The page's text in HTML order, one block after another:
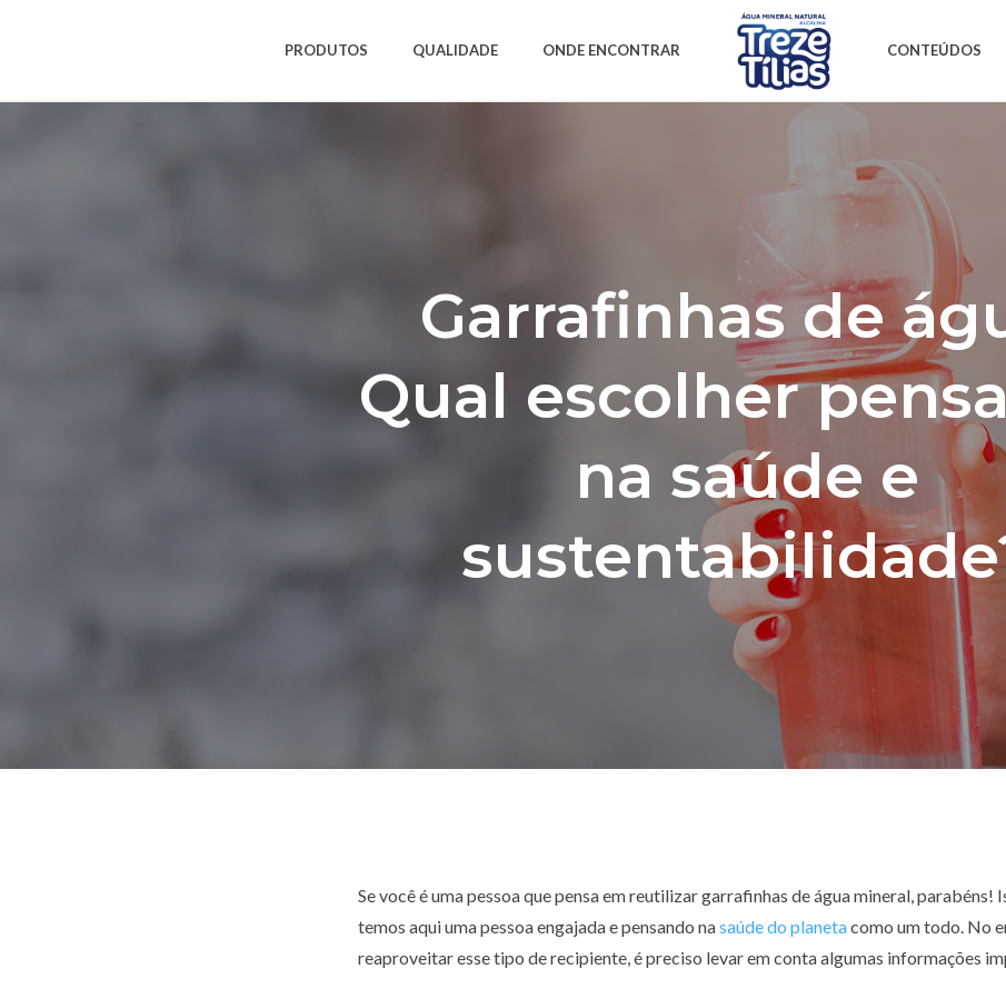
PRODUTOS QUALIDADE ONDE ENCONTRAR CONTEÚDOS
Garrafinhas de
Qual escolher
na saúde e
Se você é uma pessoa que pensa em reutilizar garrafinhas de água mineral, parabéns!
temos aqui uma pessoa engajada e pensando nasaúde do planetacomo um todo. No
reaproveitar esse tipo de recipiente, é preciso levar em conta algumas informações